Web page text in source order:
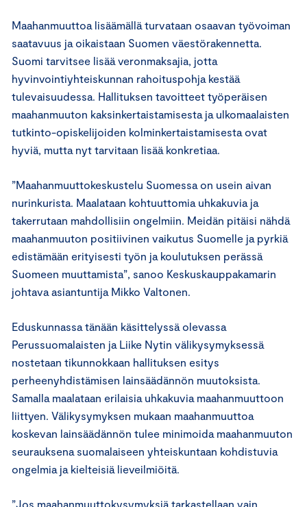
Maahanmuuttoa lisäämällä turvataan osaavan työvoiman
saatavuus ja oikaistaan Suomen väestörakennetta.
Suomi tarvitsee lisää veronmaksajia, jotta
hyvinvointiyhteiskunnan rahoituspohja kestää
tulevaisuudessa. Hallituksen tavoitteet työperäisen
maahanmuuton kaksinkertaistamisesta ja ulkomaalaisten
tutkinto-opiskelijoiden kolminkertaistamisesta ovat
hyviä, mutta nyt tarvitaan lisää konkretiaa.
”Maahanmuuttokeskustelu Suomessa on usein aivan
nurinkurista. Maalataan kohtuuttomia uhkakuvia ja
takerrutaan mahdollisiin ongelmiin. Meidän pitäisi nähdä
maahanmuuton positiivinen vaikutus Suomelle ja pyrkiä
edistämään erityisesti työn ja koulutuksen perässä
Suomeen muuttamista”, sanoo Keskuskauppakamarin
johtava asiantuntija Mikko Valtonen.
Eduskunnassa tänään käsittelyssä olevassa
Perussuomalaisten ja Liike Nytin välikysymyksessä
nostetaan tikunnokkaan hallituksen esitys
perheenyhdistämisen lainsäädännön muutoksista.
Samalla maalataan erilaisia uhkakuvia maahanmuuttoon
liittyen. Välikysymyksen mukaan maahanmuuttoa
koskevan lainsäädännön tulee minimoida maahanmuuton
seurauksena suomalaiseen yhteiskuntaan kohdistuvia
ongelmia ja kielteisiä lieveilmiöitä.
”Jos maahanmuuttokysymyksiä tarkastellaan vain